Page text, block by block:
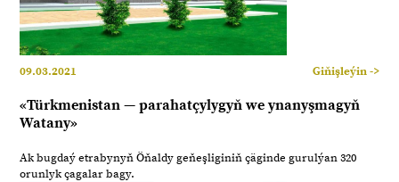
09.03.2021 Giňişleýin ->
«Türkmenistan — parahatçylygyň we ynanyşmagyň
Watany»
Ak bugdaý etrabynyň Öňaldy geňeşliginiň çäginde gurulýan 320
orunlyk çagalar bagy.